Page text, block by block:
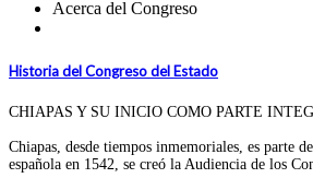
Acerca del Congreso
Historia del Congreso del Estado
CHIAPAS Y SU INICIO COMO PARTE
Chiapas, desde tiempos inmemoriales, es parte
española en 1542, se creó la Audiencia de los